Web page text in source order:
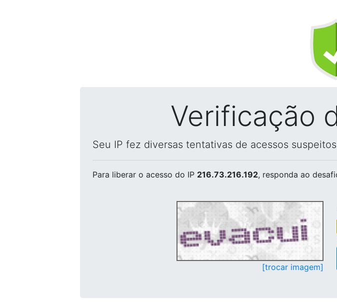
Verificação
Seu IP fez diversas tentativas de acessos
Para liberar o acesso do IP 216.73.216.192, responda ao
[trocar imagem]